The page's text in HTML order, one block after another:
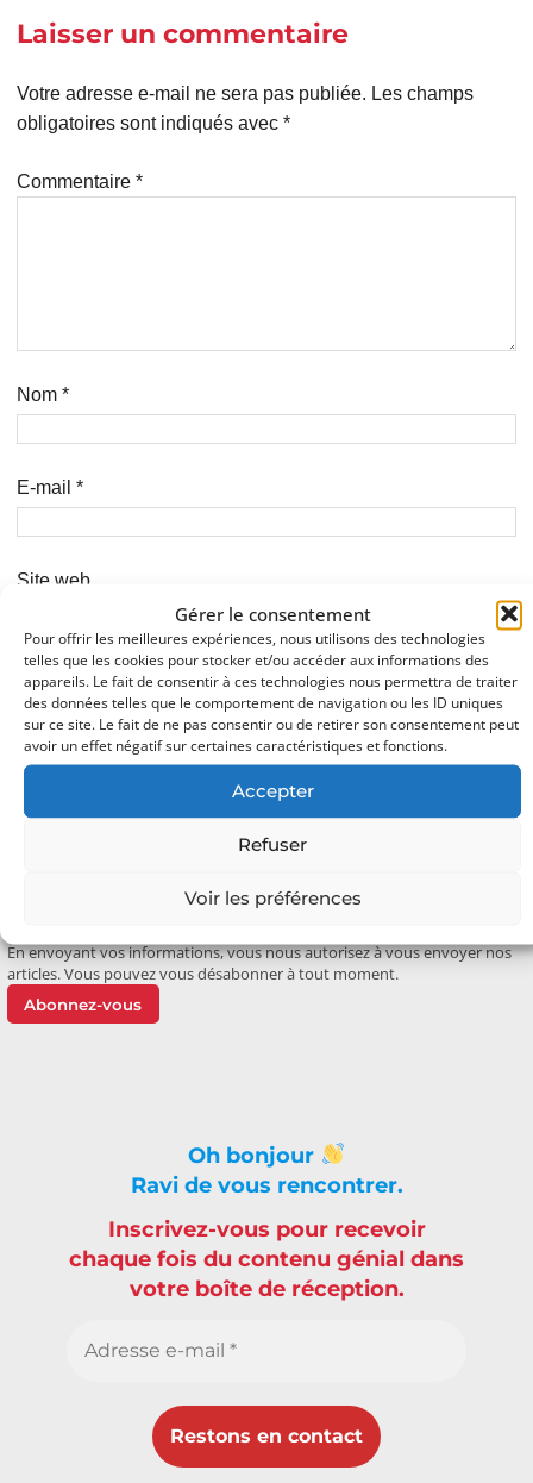
Gérer le consentement
Pour offrir les meilleures expériences, nous utilisons des technologies
telles que les cookies pour stocker et/ou accéder aux informations des
appareils. Le fait de consentir à ces technologies nous permettra de traiter
des données telles que le comportement de navigation ou les ID uniques
sur ce site. Le fait de ne pas consentir ou de retirer son consentement peut
avoir un effet négatif sur certaines caractéristiques et fonctions.
Accepter
Refuser
Voir les préférences
Laisser un commentaire
Votre adresse e-mail ne sera pas publiée. Les champs
obligatoires sont indiqués avec *
Commentaire *
Nom *
E-mail *
Site web
Prévenez-moi de tous les nouveaux commentaires par
e-mail.
Prévenez-moi de tous les nouveaux articles par e-mail.
En envoyant vos informations, vous nous autorisez à vous envoyer nos
articles. Vous pouvez vous désabonner à tout moment.
Abonnez-vous
Oh bonjour
Ravi de vous rencontrer.
Inscrivez-vous pour recevoir
chaque fois du contenu génial dans
votre boîte de réception.